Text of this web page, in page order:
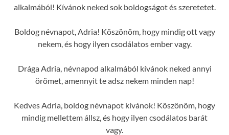
alkalmából! Kívánok neked sok boldogságot és szeretetet.
Boldog névnapot, Adria! Köszönöm, hogy mindig ott vagy
nekem, és hogy ilyen csodálatos ember vagy.
Drága Adria, névnapod alkalmából kívánok neked annyi
örömet, amennyit te adsz nekem minden nap!
Kedves Adria, boldog névnapot kívánok! Köszönöm, hogy
mindig mellettem állsz, és hogy ilyen csodálatos barát
vagy.